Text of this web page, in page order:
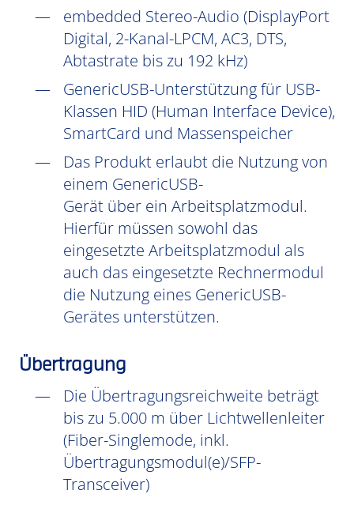
embedded Stereo-Audio (DisplayPort
Digital, 2-Kanal-LPCM, AC3, DTS,
Abtastrate bis zu 192 kHz)
GenericUSB-Unterstützung für USB-
Klassen HID (Human Interface Device),
SmartCard und Massenspeicher
Das Produkt erlaubt die Nutzung von
einem GenericUSB-
Gerät über ein Arbeitsplatzmodul.
Hierfür müssen sowohl das
eingesetzte Arbeitsplatzmodul als
auch das eingesetzte Rechnermodul
die Nutzung eines GenericUSB-
Gerätes unterstützen.
Übertragung
Die Übertragungsreichweite beträgt
bis zu 5.000 m über Lichtwellenleiter
(Fiber-Singlemode, inkl.
Übertragungsmodul(e)/SFP-
Transceiver)